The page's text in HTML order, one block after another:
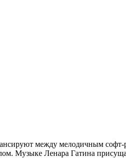
между мелодичным
Музыке Ленара Гатина присуща